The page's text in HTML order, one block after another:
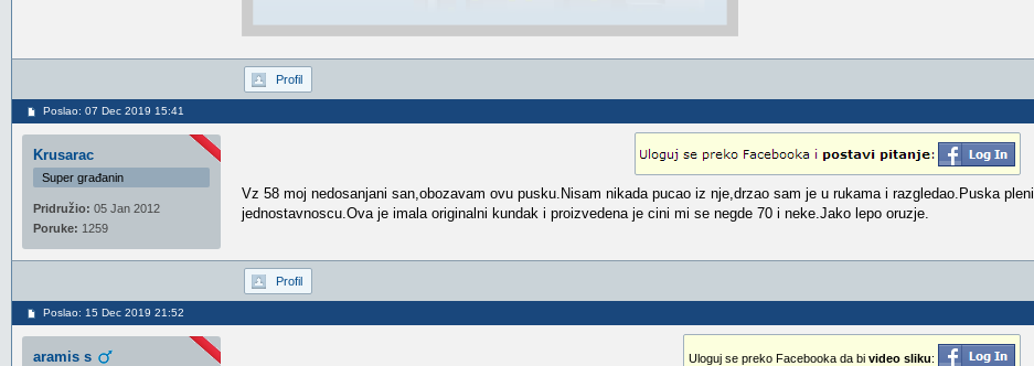
Profil
Poslao: 07 Dec 2019 15:41
Krusarac
Super građanin
Pridružio: 05 Jan 2012
Poruke: 1259
Vz 58 moj nedosanjani san,obozavam ovu pusku.Nisam nikada pucao iz nje,drzao sam je u rukama i razgledao.Puska pleni
jednostavnoscu.Ova je imala originalni kundak i proizvedena je cini mi se negde 70 i neke.Jako lepo oruzje.
Profil
Poslao: 15 Dec 2019 21:52
aramis s
Uloguj se preko Facebooka da bi video sliku: